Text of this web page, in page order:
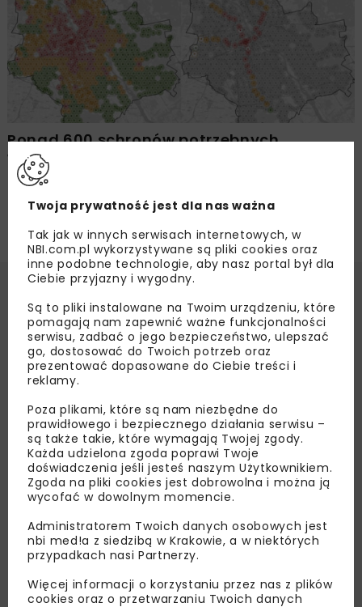
Ponad 600 schronów potrzebnych
w Warszawie. Metro nie rozwiąże problemu
Twoja prywatność jest dla nas ważna
Tak jak w innych serwisach internetowych, w
NBI.com.pl wykorzystywane są pliki cookies oraz
inne podobne technologie, aby nasz portal był dla
Ciebie przyjazny i wygodny.
Są to pliki instalowane na Twoim urządzeniu, które
pomagają nam zapewnić ważne funkcjonalności
serwisu, zadbać o jego bezpieczeństwo, ulepszać
go, dostosować do Twoich potrzeb oraz
prezentować dopasowane do Ciebie treści i
reklamy.
Poza plikami, które są nam niezbędne do
prawidłowego i bezpiecznego działania serwisu –
są także takie, które wymagają Twojej zgody.
Każda udzielona zgoda poprawi Twoje
doświadczenia jeśli jesteś naszym Użytkownikiem.
Zgoda na pliki cookies jest dobrowolna i można ją
wycofać w dowolnym momencie.
Administratorem Twoich danych osobowych jest
nbi med!a z siedzibą w Krakowie, a w niektórych
przypadkach nasi Partnerzy.
Więcej informacji o korzystaniu przez nas z plików
cookies oraz o przetwarzaniu Twoich danych